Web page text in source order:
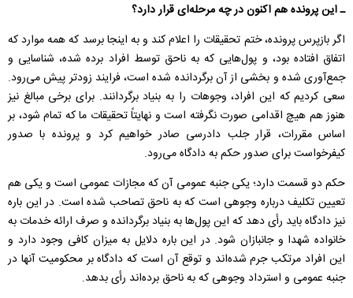
ـ این پرونده هم اکنون در چه مرحله‌ای قرار دارد؟
اگر بازپرس پرونده، ختم تحقیقات را اعلام کند و به اینجا برسد که همه موارد که
اتفاق افتاده بود، و پول‌هایی که به ناحق توسط افراد برده شده،‌ شناسایی و
جمع‌آوری شده و بخشی از آن برگردانده شده است، فرایند زودتر پیش می‌رود.
سعی کردیم که این افراد، وجوهات را به بنیاد برگردانند. برای برخی مبالغ نیز
هنوز هم هیچ اقدامی صورت نگرفته است و نهایتاً تحقیقات ما که تمام شود،‌ بر
اساس مقررات، قرار جلب دادرسی صادر خواهیم کرد و پرونده با صدور
کیفرخواست برای صدور حکم به دادگاه می‌رود.
حکم دو قسمت دارد؛ یکی جنبه عمومی آن که مجازات عمومی است و یکی هم
تعیین تکلیف درباره وجوهی است که به ناحق تصاحب شده است. در این باره
نیز دادگاه باید رأی دهد که این پول‌ها به بنیاد برگردانده و صرف ارائه خدمات به
خانواده شهدا و جانبازان شود. در این باره دلایل به میزان کافی وجود دارد و
این افراد مرتکب جرم شده‌اند و توقع آن است که دادگاه بر محکومیت آنها در
جنبه عمومی و استرداد وجوهی که به ناحق برده‌اند رأی بدهد.